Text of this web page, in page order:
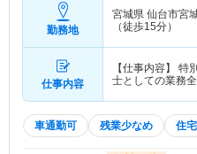
勤務地
宮城県 仙台市宮
（徒歩15分）
仕事内容
【仕事内容】 特
士としての業務
車通勤可 残業少なめ 住